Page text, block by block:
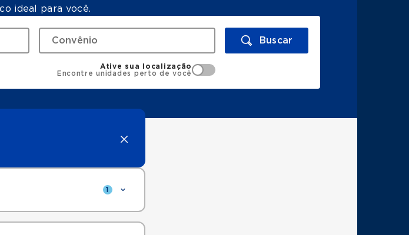
ideal para você.
Buscar
Ative sua localização
Encontre unidades perto de você
1